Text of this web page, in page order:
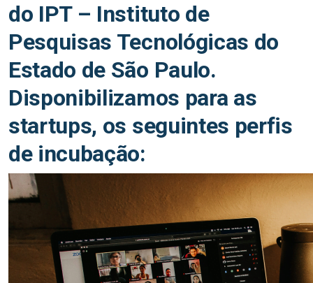
do IPT – Instituto de
Pesquisas Tecnológicas do
Estado de São Paulo.
Disponibilizamos para as
startups, os seguintes perfis
de incubação: